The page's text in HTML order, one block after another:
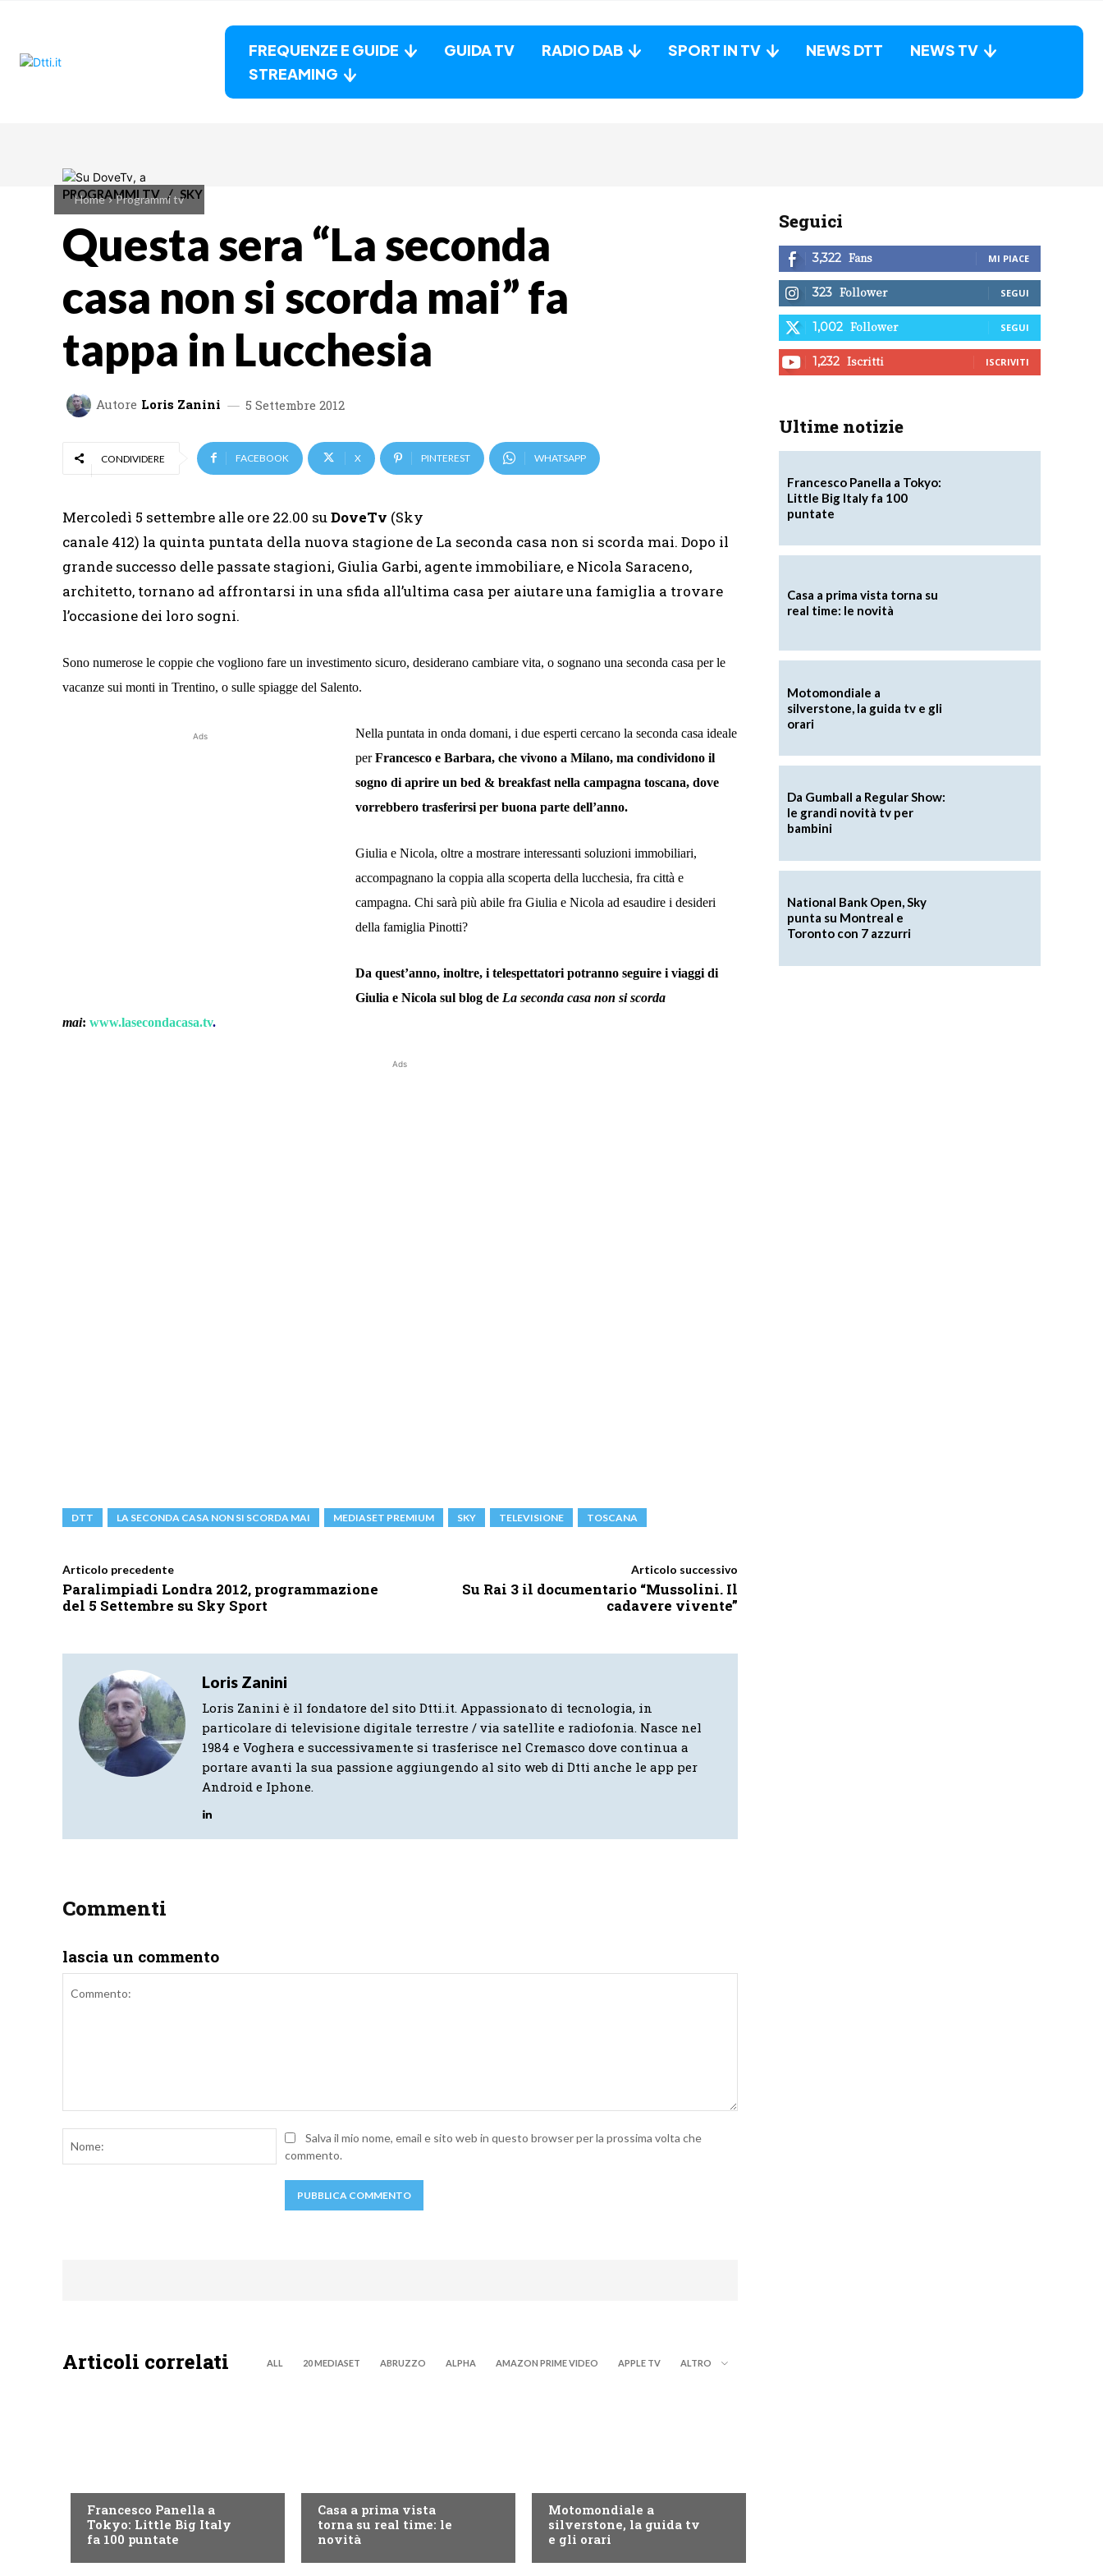
FREQUENZE E GUIDE GUIDA TV RADIO DAB SPORT IN TV NEWS DTT
NEWS TV
STREAMING
Home Programmi tv
PROGRAMMI TV SKY
Questa sera “La seconda
casa non si scorda mai” fa
tappa in Lucchesia
Autore Loris Zanini 5 Settembre 2012
CONDIVIDERE FACEBOOK X PINTEREST WHATSAPP
Mercoledì 5 settembre alle ore 22.00 suDoveTv (Sky
canale 412) la quinta puntata della nuova stagione de La seconda casa non si scorda mai. Dopo il
grande successo delle passate stagioni, Giulia Garbi, agente immobiliare, e Nicola Saraceno,
architetto, tornano ad affrontarsi in una sfida all’ultima casa per aiutare una famiglia a trovare
l’occasione dei loro sogni.
Sono numerose le coppie che vogliono fare un investimento sicuro, desiderano cambiare vita, o sognano una seconda casa per le
vacanze sui monti in Trentino, o sulle spiagge del Salento.
Ads
Nella puntata in onda domani, i due esperti cercano la seconda casa ideale
perFrancesco e Barbara, che vivono a Milano, ma condividono il
sogno di aprire un bed & breakfast nella campagna toscana, dove
vorrebbero trasferirsi per buona parte dell’anno.
Giulia e Nicola, oltre a mostrare interessanti soluzioni immobiliari,
accompagnano la coppia alla scoperta della lucchesia, fra città e
campagna. Chi sarà più abile fra Giulia e Nicola ad esaudire i desideri
della famiglia Pinotti?
Da quest’anno, inoltre, i telespettatori potranno seguire i viaggi di
Giulia e Nicola sul blog de La seconda casa non si scorda
mai: www.lasecondacasa.tv.
Ads
DTT LA SECONDA CASA NON SI SCORDA MAI MEDIASET PREMIUM SKY TELEVISIONE TOSCANA
Articolo precedente
Paralimpiadi Londra 2012, programmazione
del 5 Settembre su Sky Sport
Articolo successivo
Su Rai 3 il documentario “Mussolini. Il
cadavere vivente”
Loris Zanini
Loris Zanini è il fondatore del sito Dtti.it. Appassionato di tecnologia, in
particolare di televisione digitale terrestre / via satellite e radiofonia. Nasce nel
1984 e Voghera e successivamente si trasferisce nel Cremasco dove continua a
portare avanti la sua passione aggiungendo al sito web di Dtti anche le app per
Android e Iphone.
Commenti
lascia un commento
Nome:Salva il mio nome, email e sito web in questo browser per la prossima volta che
commento.
Articoli correlati ALL 20 MEDIASET ABRUZZO ALPHA AMAZON PRIME VIDEO APPLE TV ALTRO
Francesco Panella a
Tokyo: Little Big Italy
fa 100 puntate
Casa a prima vista
torna su real time: le
novità
Motomondiale a
silverstone, la guida tv
e gli orari
Seguici
3,322 Fans MI PIACE
323 Follower SEGUI
1,002 Follower SEGUI
1,232 Iscritti ISCRIVITI
Ultime notizie
Francesco Panella a Tokyo:
Little Big Italy fa 100
puntate
Casa a prima vista torna su
real time: le novità
Motomondiale a
silverstone, la guida tv e gli
orari
Da Gumball a Regular Show:
le grandi novità tv per
bambini
National Bank Open, Sky
punta su Montreal e
Toronto con 7 azzurri